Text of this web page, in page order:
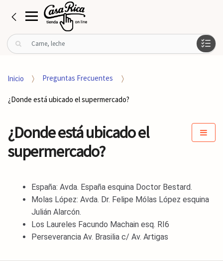
B
u
a
p
Inicio Preguntas Frecuentes
¿Donde está ubicado el supermercado?
¿Donde está ubicado el
supermercado?
España: Avda. España esquina Doctor Bestard.
Molas López: Avda. Dr. Felipe Mólas López esquina
Julián Alarcón.
Los Laureles Facundo Machain esq. RI6
Perseverancia Av. Brasilia c/ Av. Artigas